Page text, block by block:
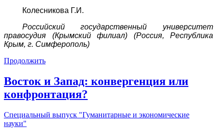
Колесникова Г.И.
Российский государственный университет
правосудия (Крымский филиал) (Россия, Республика
Крым, г. Симферополь)
Продолжить
Восток и Запад: конвергенция или
конфронтация?
Специальный выпуск "Гуманитарные и экономические
науки"